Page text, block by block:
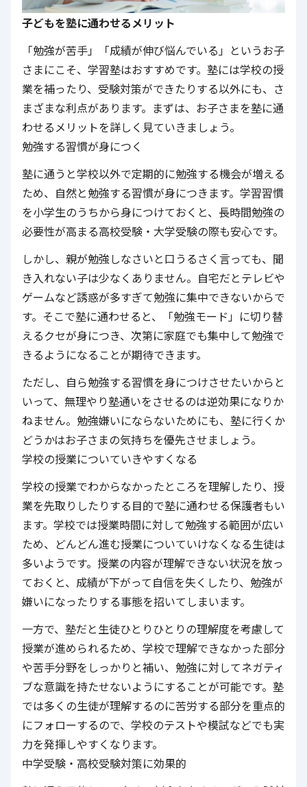
子どもを塾に通わせるメリット
「勉強が苦手」「成績が伸び悩んでいる」というお子
さまにこそ、学習塾はおすすめです。塾には学校の授
業を補ったり、受験対策ができたりする以外にも、さ
まざまな利点があります。まずは、お子さまを塾に通
わせるメリットを詳しく見ていきましょう。
勉強する習慣が身につく
塾に通うと学校以外で定期的に勉強する機会が増える
ため、自然と勉強する習慣が身につきます。学習習慣
を小学生のうちから身につけておくと、長時間勉強の
必要性が高まる高校受験・大学受験の際も安心です。
しかし、親が勉強しなさいと口うるさく言っても、聞
き入れない子は少なくありません。自宅だとテレビや
ゲームなど誘惑が多すぎて勉強に集中できないからで
す。そこで塾に通わせると、「勉強モード」に切り替
えるクセが身につき、次第に家庭でも集中して勉強で
きるようになることが期待できます。
ただし、自ら勉強する習慣を身につけさせたいからと
いって、無理やり塾通いをさせるのは逆効果になりか
ねません。勉強嫌いにならないためにも、塾に行くか
どうかはお子さまの気持ちを優先させましょう。
学校の授業についていきやすくなる
学校の授業でわからなかったところを理解したり、授
業を先取りしたりする目的で塾に通わせる保護者もい
ます。学校では授業時間に対して勉強する範囲が広い
ため、どんどん進む授業についていけなくなる生徒は
多いようです。授業の内容が理解できない状況を放っ
ておくと、成績が下がって自信を失くしたり、勉強が
嫌いになったりする事態を招いてしまいます。
一方で、塾だと生徒ひとりひとりの理解度を考慮して
授業が進められるため、学校で理解できなかった部分
や苦手分野をしっかりと補い、勉強に対してネガティ
ブな意識を持たせないようにすることが可能です。塾
では多くの生徒が理解するのに苦労する部分を重点的
にフォローするので、学校のテストや模試などでも実
力を発揮しやすくなります。
中学受験・高校受験対策に効果的